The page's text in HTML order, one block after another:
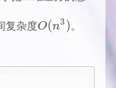
复杂度O(n^3)
O(n3 )。